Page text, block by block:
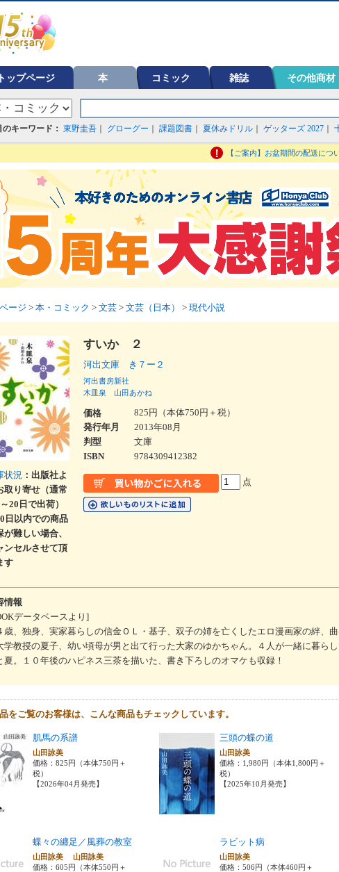
トップページ 本 コミック 雑誌 その他商材
のキーワード： 東野圭吾 グローグー 課題図書 夏休みドリル ゲッターズ 2027
【ご案内】お盆期間の配送につ
ージ > 本・コミック > 文芸 > 文芸（日本） > 現代小説
状況 ：出版社よ
取り寄せ（通常
20日で出荷）
日以内での商品
が難しい場合、
ンセルさせて頂
す
すいか ２
河出文庫 き７ー２
河出書房新社
木皿泉
山田あかね
価格
825円（本体750円＋税）
発行年月
2013年08月
判型
文庫
ISBN
9784309412382
点
情報
データベースより]
歳、独身、実家暮らしの信金ＯＬ・基子、双子の姉を亡くしたエロ漫画家の絆、
学教授の夏子、幼い頃母が男と出て行った大家のゆかちゃん。４人が一緒に暮ら
夏。１０年後のハピネス三茶を描いた、書き下ろしのオマケも収録！
をご覧のお客様は、こんな商品もチェックしています。
肌馬の系譜
山田詠美
価格：825円（本体750円＋
税）
【2026年04月発売】
三頭の蝶の道
山田詠美
価格：1,980円（本体1,800円＋
税）
【2025年10月発売】
蝶々の纏足／風葬の教室
山田詠美 山田詠美
価格：605円（本体550円＋
ラビット病
山田詠美
価格：506円（本体460円＋